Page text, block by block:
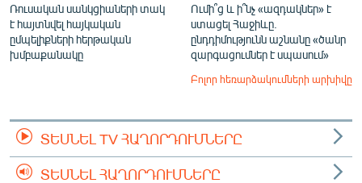
Ռուսական սանկցիաների տակ
է հայտնվել հայկական
ըմպելիքների հերթական
խմբաքանակը
Ումի՞ց և ի՞նչ «ազդակներ» է
ստացել Հաջիևը.
ընդդիմությունն աշնանը «ծանր
զարգացումներ է սպասում»
Բոլոր հեռարձակումների արխիվը
ՏԵՍՆԵԼ TV ՀԱՂՈՐԴՈՒՄՆԵՐԸ
ՏԵՍՆԵԼ ՀԱՂՈՐԴՈՒՄՆԵՐԸ